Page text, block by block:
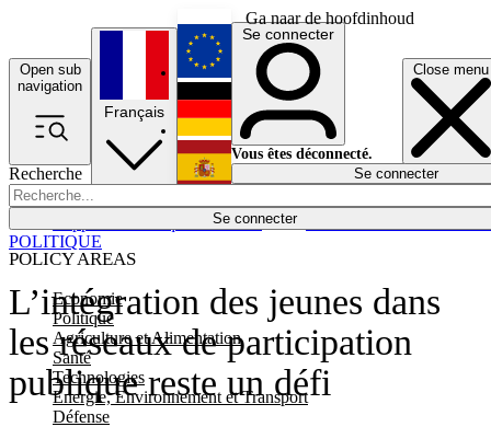
Ga naar de hoofdinhoud
Open sub
navigation
Close menu
Recherche
Se connecter
POLICY AREAS
Economie
Politique
Agriculture et Alimentation
Santé
Technologies
Energie, Environnement et Transport
Défense
Économie
Français
English
Deutsch
Español
Se connecter
Vous êtes déconnecté.
Se connecter
L’intégration des jeunes dans
les réseaux de participation
publique reste un défi
POLITIQUE